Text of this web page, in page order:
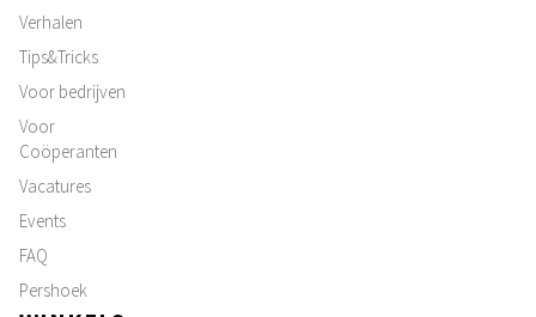
Verhalen
Tips&Tricks
Voor bedrijven
Voor
Coöperanten
Vacatures
Events
FAQ
Pershoek